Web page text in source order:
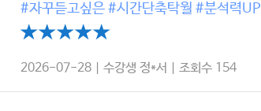
#자꾸듣고싶은 #시간단축탁월 #분석력UP
2026-07-28 | 수강생 정*서 | 조회수 154